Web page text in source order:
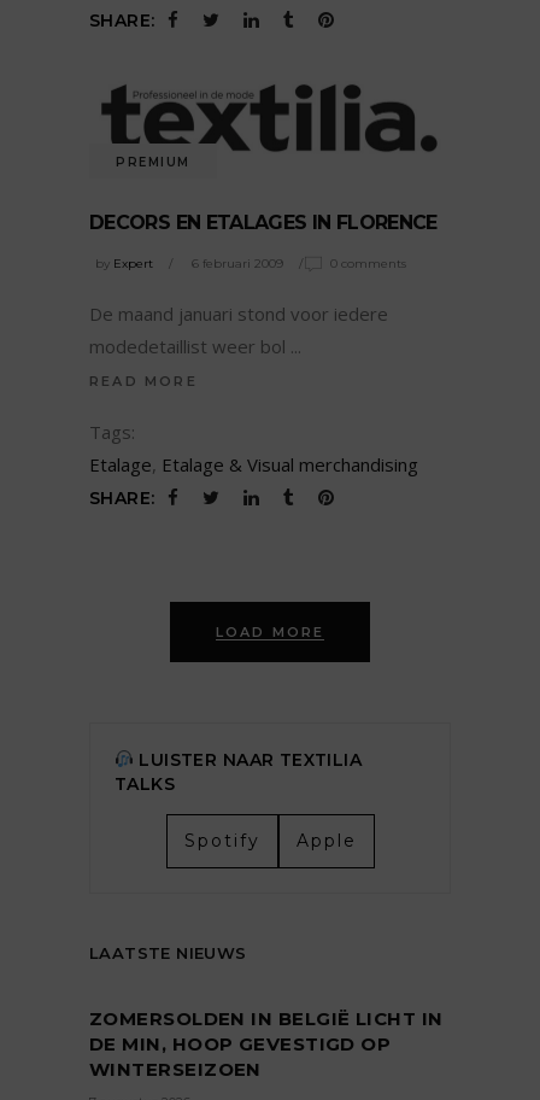
SHARE:
PREMIUM
DECORS EN ETALAGES IN FLORENCE
by Expert 6 februari 2009 0 comments
De maand januari stond voor iedere
modedetaillist weer bol
READ MORE
Tags:
Etalage, Etalage & Visual merchandising
SHARE:
LOAD MORE
LUISTER NAAR TEXTILIA
TALKS
Spotify Apple
LAATSTE NIEUWS
ZOMERSOLDEN IN BELGIË LICHT IN
DE MIN, HOOP GEVESTIGD OP
WINTERSEIZOEN